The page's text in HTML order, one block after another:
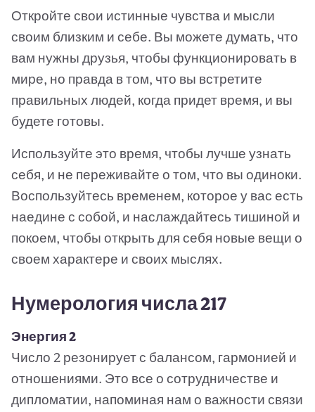
Откройте свои истинные чувства и мысли
своим близким и себе. Вы можете думать, что
вам нужны друзья, чтобы функционировать в
мире, но правда в том, что вы встретите
правильных людей, когда придет время, и вы
будете готовы.
Используйте это время, чтобы лучше узнать
себя, и не переживайте о том, что вы одиноки.
Воспользуйтесь временем, которое у вас есть
наедине с собой, и наслаждайтесь тишиной и
покоем, чтобы открыть для себя новые вещи о
своем характере и своих мыслях.
Нумерология числа 217
Энергия 2
Число 2 резонирует с балансом, гармонией и
отношениями. Это все о сотрудничестве и
дипломатии, напоминая нам о важности связи